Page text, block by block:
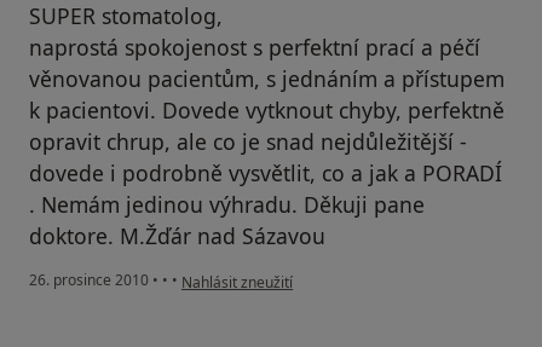
SUPER stomatolog,
naprostá spokojenost s perfektní prací a péčí
věnovanou pacientům, s jednáním a přístupem
k pacientovi. Dovede vytknout chyby, perfektně
opravit chrup, ale co je snad nejdůležitější -
dovede i podrobně vysvětlit, co a jak a PORADÍ
. Nemám jedinou výhradu. Děkuji pane
doktore. M.Žďár nad Sázavou
26. prosince 2010 • • • podle názoru uživatele Pacient
Nahlásit zneužití